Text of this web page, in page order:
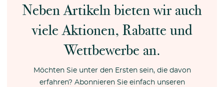
Neben Artikeln bieten wir auch
viele Aktionen, Rabatte und
Wettbewerbe an.
Möchten Sie unter den Ersten sein, die davon
erfahren? Abonnieren Sie einfach unseren